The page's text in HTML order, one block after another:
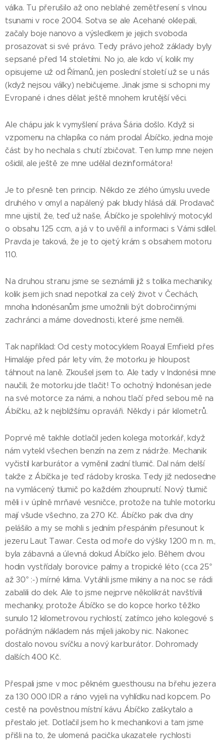
válka. Tu přerušilo až ono neblahé zemětřesení s vlnou
tsunami v roce 2004. Sotva se ale Acehané oklepali,
začaly boje nanovo a výsledkem je jejich svoboda
prosazovat si své právo. Tedy právo jehož základy byly
sepsané před 14 stoletími. No jo, ale kdo ví, kolik my
opisujeme už od Římanů, jen poslední století už se u nás
(když nejsou války) nebičujeme. Jinak jsme si schopni my
Evropané i dnes dělat ještě mnohem krutější věci.
Ale chápu jak k vymyšlení práva Šária došlo. Když si
vzpomenu na chlapíka co nám prodal Ábíčko, jedna moje
část by ho nechala s chutí zbičovat. Ten lump mne nejen
ošidil, ale ještě ze mne udělal dezinformátora!
Je to přesně ten princip. Někdo ze zlého úmyslu uvede
druhého v omyl a napálený pak bludy hlásá dál. Prodavač
mne ujistil, že, teď už naše, Ábíčko je spolehlivý motocykl
o obsahu 125 ccm, a já v to uvěřil a informaci s Vámi sdílel.
Pravda je taková, že je to ojetý krám s obsahem motoru
110.
Na druhou stranu jsme se seznámili již s tolika mechaniky,
kolik jsem jich snad nepotkal za celý život v Čechách,
mnoha Indonésanům jsme umožnili být dobročinnými
zachránci a máme dovednosti, které jsme neměli.
Tak například: Od cesty motocyklem Roayal Emfield přes
Himaláje před pár lety vím, že motorku je hloupost
táhnout na laně. Zkoušel jsem to. Ale tady v Indonésii mne
naučili, že motorku jde tlačit! To ochotný Indonésan jede
na své motorce za námi, a nohou tlačí před sebou mě na
Ábíčku, až k nejbližšímu opraváři. Někdy i pár kilometrů.
Poprvé mě takhle dotlačil jeden kolega motorkář, když
nám vytekl všechen benzín na zem z nádrže. Mechanik
vyčistil karburátor a vyměnil zadní tlumič. Dal nám delší
takže z Ábíčka je teď rádoby kroska. Tedy již nedosedne
na vymlácený tlumič po každém zhoupnutí. Nový tlumič
měli i v úplně mrňavé vesničce, protože na tuhle motorku
mají všude všechno, za 270 Kč. Ábíčko pak dva dny
pelášilo a my se mohli s jedním přespáním přesunout k
jezeru Laut Tawar. Cesta od moře do výšky 1200 m n. m.,
byla zábavná a úlevná dokud Ábíčko jelo. Během dvou
hodin vystřídaly borovice palmy a tropické léto (cca 25°
až 30° :-) mírné klima. Vytáhli jsme mikiny a na noc se rádi
zabalili do dek. Ale to jsme nejprve několikrát navštívili
mechaniky, protože Ábíčko se do kopce horko těžko
sunulo 12 kilometrovou rychlostí, zatímco jeho kolegové s
pořádným nákladem nás míjeli jakoby nic. Nakonec
dostalo novou svíčku a nový karburátor. Dohromady
dalších 400 Kč.
Přespali jsme v moc pěkném guesthousu na břehu jezera
za 130 000 IDR a ráno vyjeli na vyhlídku nad kopcem. Po
cestě na pověstnou místní kávu Ábíčko zaškytalo a
přestalo jet. Dotlačil jsem ho k mechanikovi a tam jsme
přišli na to, že ulomená pacička ukazatele rychlosti